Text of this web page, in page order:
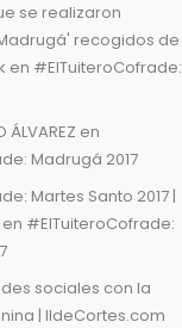
se realizaron
recogidos de
en #ElTuiteroCofrade:
ÁLVAREZ en
Madrugá 2017
Martes Santo 2017 |
en #ElTuiteroCofrade:
sociales con la
| IldeCortes.com